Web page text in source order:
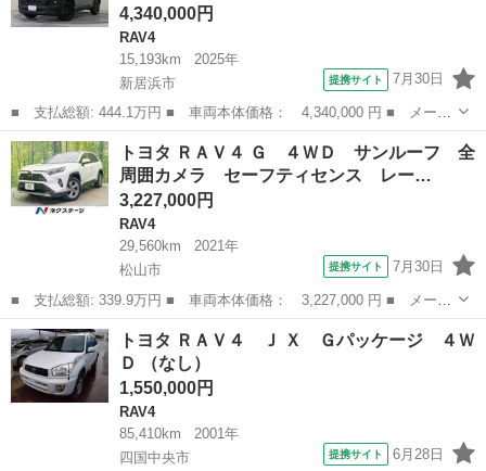
4,340,000円
RAV4
15,193km
2025年
新居浜市
提携サイト 7月30日
■ 支払総額: 444.1万円 ■ 車両本体価格： 4,340,000 円 ■ メーカ
ー名： トヨタ ■ 車種名： ＲＡＶ４ ■ グレード名： ハイブリ
ッドアドベンチャー オフロードパッケージＩＩ ４ＷＤ フルセ
グ メモリ...
愛媛 新居浜市 RAV4
トヨタ ＲＡＶ４ Ｇ ４ＷＤ サンルーフ 全
周囲カメラ セーフティセンス レー…
3,227,000円
RAV4
29,560km
2021年
松山市
提携サイト 7月30日
■ 支払総額: 339.9万円 ■ 車両本体価格： 3,227,000 円 ■ メーカ
ー名： トヨタ ■ 車種名： ＲＡＶ４ ■ グレード名： Ｇ ４Ｗ
Ｄ サンルーフ 全周囲カメラ セーフティセンス レーダークルー
ズ 禁煙...
愛媛 松山市 RAV4
トヨタ ＲＡＶ４ Ｊ Ｘ Ｇパッケージ ４Ｗ
Ｄ （なし）
1,550,000円
RAV4
85,410km
2001年
四国中央市
提携サイト 6月28日